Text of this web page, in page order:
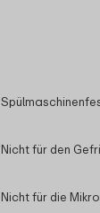
Nicht für den
Nicht für die